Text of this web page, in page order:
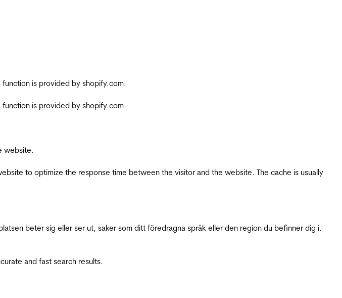
is provided by shopify.com.
is provided by shopify.com.
website.
to optimize the response time between the visitor and the website. The cache is usually
beter sig eller ser ut, saker som ditt föredragna språk eller den region du befinner dig i.
and fast search results.